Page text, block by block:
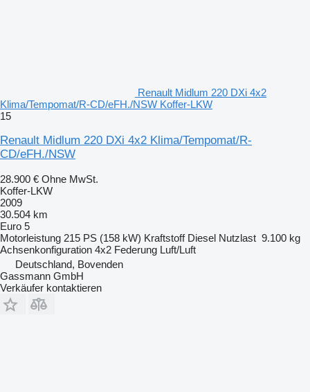
Renault Midlum 220 DXi 4x2
Klima/Tempomat/R-CD/eFH./NSW Koffer-LKW
15
Renault Midlum 220 DXi 4x2 Klima/Tempomat/R-
CD/eFH./NSW
28.900 € Ohne MwSt.
Koffer-LKW
2009
30.504 km
Euro 5
Motorleistung 215 PS (158 kW) Kraftstoff Diesel Nutzlast 9.100 kg
Achsenkonfiguration 4x2 Federung Luft/Luft
Deutschland, Bovenden
Gassmann GmbH
Verkäufer kontaktieren